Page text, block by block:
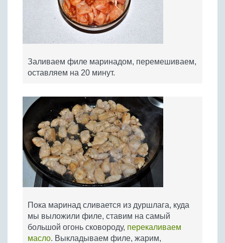
Заливаем филе маринадом, перемешиваем,
оставляем на 20 минут.
Пока маринад сливается из дуршлага, куда
мы выложили филе, ставим на самый
большой огонь сковороду, перекаливаем
масло. Выкладываем филе, жарим,